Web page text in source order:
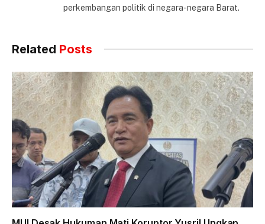
perkembangan politik di negara-negara Barat.
Related Posts